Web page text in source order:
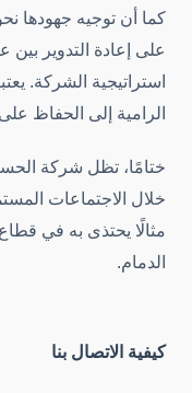
كما أن توجيه جهودها
على إعادة التدوير بين
استراتيجية الشركة.
الرامية إلى الحفاظ
ختامًا، تظل شركة
خلال الاجتماعات
مثالًا يحتذى به في
الدمام.
كيفية الاتصال بنا